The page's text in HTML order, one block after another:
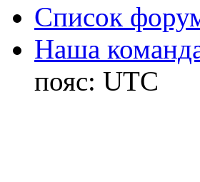
Список
Наша
пояс: UTC